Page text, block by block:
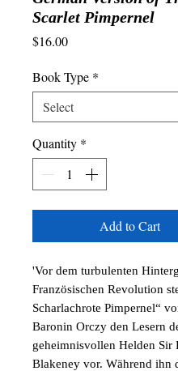
Scarlet Pimpernel
$16.00Price
Book Type *
Quantity *
Add to Cart
'Vor dem turbulenten
Französischen Revolution
Scharlachrote Pimpernel“
Baronin Orczy den Lesern
geheimnisvollen Helden Sir
Blakeney vor. Während ihn